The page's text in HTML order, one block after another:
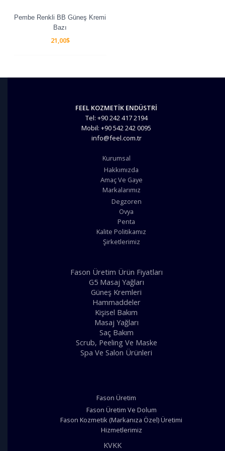
Pembe Renkli BB Güneş Kremi
Bazı
21,00$
FEEL KOZMETİK ENDÜSTRİ
Tel: +90 242 417 2194
Mobil: +90 542 242 0095
info@feel.com.tr
Kurumsal
Hakkımızda
Amaç Ve Gaye
Markalarımız
Degzoren
Ovya
Penta
Kalite Politikamız
Şirketlerimiz
Fason Üretim Ürün Fiyatları
G5 Masaj Yağları
Güneş Kremleri
Hammaddeler
Kişisel Bakım
Masaj Yağları
Saç Bakım
Scrub, Peeling Ve Maske
Spa Ve Salon Ürünleri
Fason Üretim
Fason Üretim Ve Dolum
Fason Kozmetik (Markanıza Özel) Üretimi
Hizmetlerimiz
KVKK